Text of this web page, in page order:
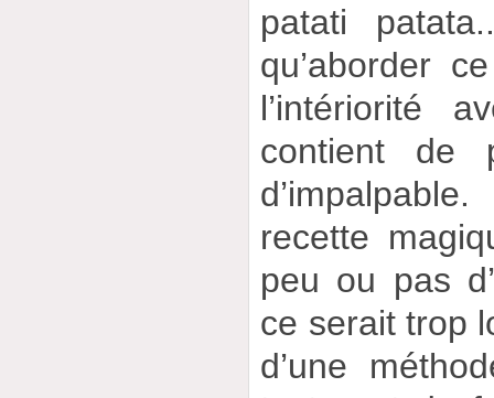
patati
qu’aborder
l’intériorité
contient de
recette
peu ou pas
ce serait trop
d’une